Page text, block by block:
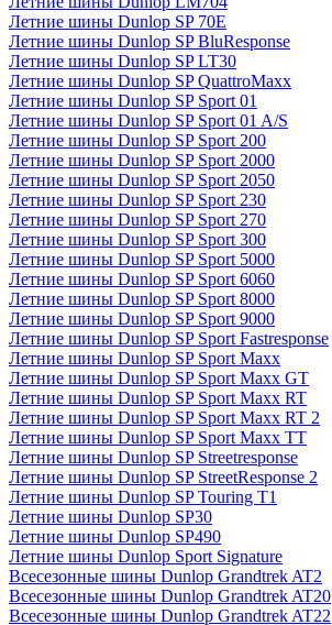
Летние шины Dunlop SP 70E
Летние шины Dunlop SP BluResponse
Летние шины Dunlop SP LT30
Летние шины Dunlop SP QuattroMaxx
Летние шины Dunlop SP Sport 01
Летние шины Dunlop SP Sport 01 A/S
Летние шины Dunlop SP Sport 200
Летние шины Dunlop SP Sport 2000
Летние шины Dunlop SP Sport 2050
Летние шины Dunlop SP Sport 230
Летние шины Dunlop SP Sport 270
Летние шины Dunlop SP Sport 300
Летние шины Dunlop SP Sport 5000
Летние шины Dunlop SP Sport 6060
Летние шины Dunlop SP Sport 8000
Летние шины Dunlop SP Sport 9000
Летние шины Dunlop SP Sport Fastresponse
Летние шины Dunlop SP Sport Maxx
Летние шины Dunlop SP Sport Maxx GT
Летние шины Dunlop SP Sport Maxx RT
Летние шины Dunlop SP Sport Maxx RT 2
Летние шины Dunlop SP Sport Maxx TT
Летние шины Dunlop SP Streetresponse
Летние шины Dunlop SP StreetResponse 2
Летние шины Dunlop SP Touring T1
Летние шины Dunlop SP30
Летние шины Dunlop SP490
Летние шины Dunlop Sport Signature
Всесезонные шины Dunlop Grandtrek AT2
Всесезонные шины Dunlop Grandtrek AT20
Всесезонные шины Dunlop Grandtrek AT22